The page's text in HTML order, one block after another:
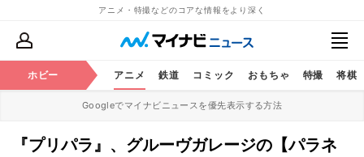
アニメ・特撮などのコアな情報をより深く
ホビー アニメ 鉄道 コミック おもちゃ 特撮 将棋
Googleでマイナビニュースを優先表示する方法
『プリパラ』、グルーヴガレージの【パラネ